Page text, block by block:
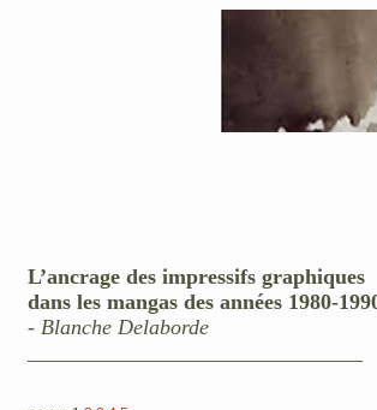
L’ancrage des impressifs graphiques
dans les mangas des années 1980-
- Blanche Delaborde